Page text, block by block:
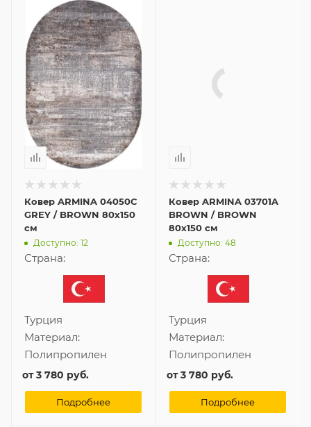
Ковер ARMINA 04050C
GREY / BROWN 80x150
см
Доступно: 12
Страна:
Турция
Материал:
Полипропилен
от3 780 руб.
Подробнее
Ковер ARMINA 03701A
BROWN / BROWN
80x150 см
Доступно: 48
Страна:
Турция
Материал:
Полипропилен
от3 780 руб.
Подробнее